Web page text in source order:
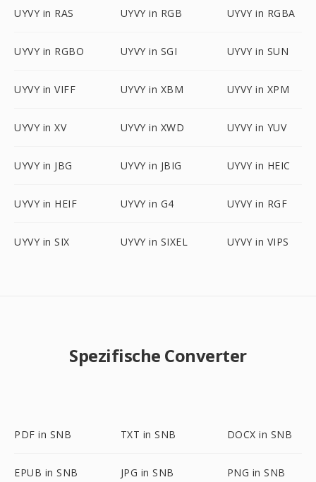
UYVY in RAS UYVY in RGB UYVY in RGBA
UYVY in RGBO UYVY in SGI UYVY in SUN
UYVY in VIFF UYVY in XBM UYVY in XPM
UYVY in XV UYVY in XWD UYVY in YUV
UYVY in JBG UYVY in JBIG UYVY in HEIC
UYVY in HEIF UYVY in G4 UYVY in RGF
UYVY in SIX UYVY in SIXEL UYVY in VIPS
Spezifische Converter
PDF in SNB TXT in SNB DOCX in SNB
EPUB in SNB JPG in SNB PNG in SNB